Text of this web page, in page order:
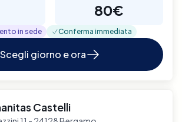
80€
in sede Conferma immediata
Scegli giorno e ora
Castelli